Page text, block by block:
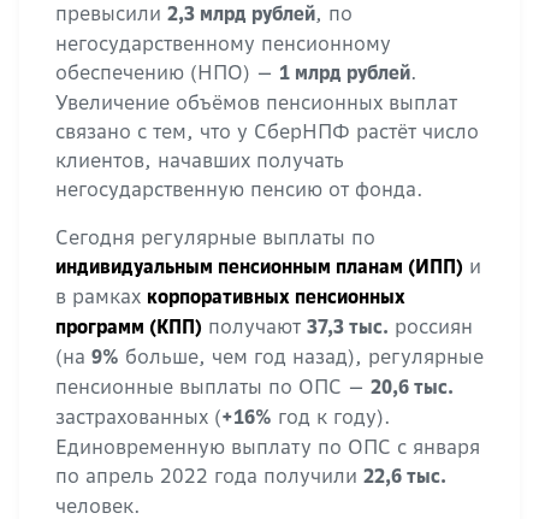
превысили 2,3 млрд рублей, по
негосударственному пенсионному
обеспечению (НПО) — 1 млрд рублей.
Увеличение объёмов пенсионных выплат
связано с тем, что у СберНПФ растёт число
клиентов, начавших получать
негосударственную пенсию от фонда.
Сегодня регулярные выплаты по
индивидуальным пенсионным планам (ИПП) и
в рамках корпоративных пенсионных
программ (КПП) получают 37,3 тыс. россиян
(на 9% больше, чем год назад), регулярные
пенсионные выплаты по ОПС — 20,6 тыс.
застрахованных (+16% год к году).
Единовременную выплату по ОПС с января
по апрель 2022 года получили 22,6 тыс.
человек.